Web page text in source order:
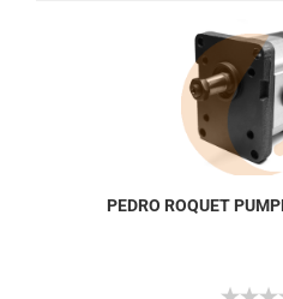
PEDRO ROQUET